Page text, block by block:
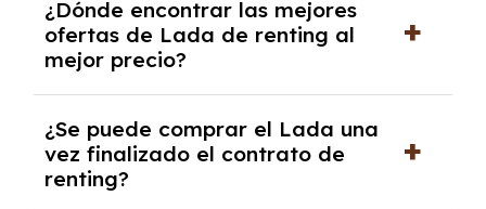
autónomos, justificante de ingresos y, en
algunos casos, un informe fiscal y un pago
inicial.
¿Dónde encontrar las mejores
ofertas de Lada de renting al
mejor precio?
mejores ofertas de vehículos de renting con
todos los gastos incluidos y sin pagar
entradas.
¿Se puede comprar el Lada una
vez finalizado el contrato de
renting?